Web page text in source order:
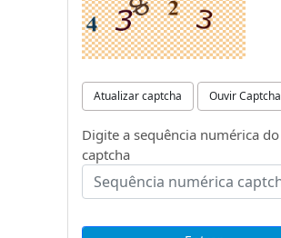
Atualizar captcha Ouvir Captcha
Digite a sequência numérica do
captcha